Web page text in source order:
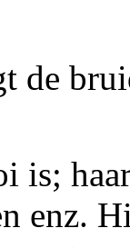
de
is;
enz.